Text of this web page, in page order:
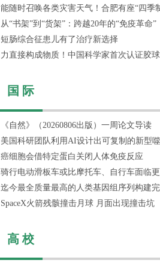
能随时召唤各类灾害天气！合肥有座“四季
从“书架”到“货架”：跨越20年的“免疫革命”
短肠综合征患儿有了治疗新选择
力直接构成物质！中国科学家首次认证胶
国 际
《自然》（20260806出版）一周论文导读
美国科研团队利用AI设计出可复制的新型
癌细胞会借特定蛋白关闭人体免疫反应
骑行电动滑板车或比摩托车、自行车面临
迄今最全质量最高的人类基因组序列构建
SpaceX火箭残骸撞击月球 月面出现撞击坑
高 校